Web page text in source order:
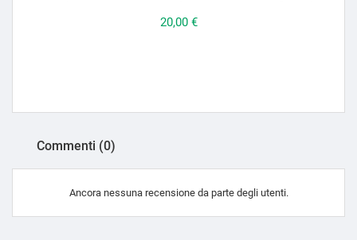
Prezzo
20,00 €
Commenti (0)
Ancora nessuna recensione da parte degli utenti.